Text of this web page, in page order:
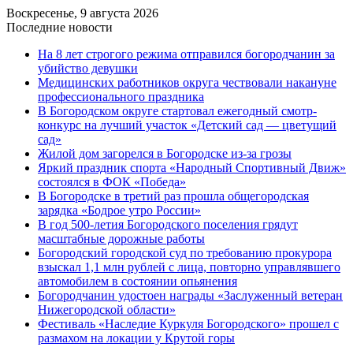
Воскресенье, 9 августа 2026
Последние новости
На 8 лет строгого режима отправился богородчанин за
убийство девушки
Медицинских работников округа чествовали накануне
профессионального праздника
В Богородском округе стартовал ежегодный смотр-
конкурс на лучший участок «Детский сад — цветущий
сад»
Жилой дом загорелся в Богородске из-за грозы
Яркий праздник спорта «Народный Спортивный Движ»
состоялся в ФОК «Победа»
В Богородске в третий раз прошла общегородская
зарядка «Бодрое утро России»
В год 500-летия Богородского поселения грядут
масштабные дорожные работы
️Богородский городской суд по требованию прокурора
взыскал 1,1 млн рублей с лица, повторно управлявшего
автомобилем в состоянии опьянения
Богородчанин удостоен награды «Заслуженный ветеран
Нижегородской области»
Фестиваль «Наследие Куркуля Богородского» прошел с
размахом на локации у Крутой горы